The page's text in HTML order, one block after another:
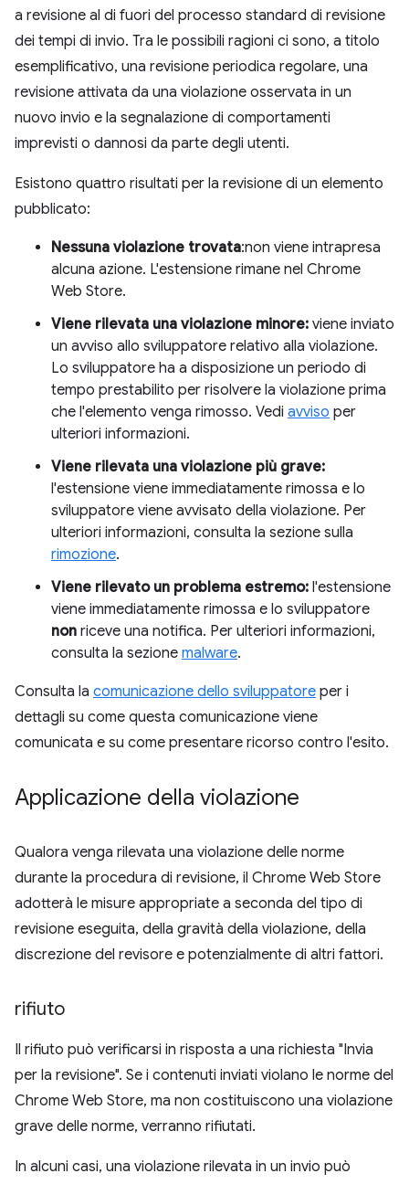
a revisione al di fuori del processo standard di revisione
dei tempi di invio. Tra le possibili ragioni ci sono, a titolo
esemplificativo, una revisione periodica regolare, una
revisione attivata da una violazione osservata in un
nuovo invio e la segnalazione di comportamenti
imprevisti o dannosi da parte degli utenti.
Esistono quattro risultati per la revisione di un elemento
pubblicato:
Nessuna violazione trovata:non viene intrapresa
alcuna azione. L'estensione rimane nel Chrome
Web Store.
Viene rilevata una violazione minore: viene inviato
un avviso allo sviluppatore relativo alla violazione.
Lo sviluppatore ha a disposizione un periodo di
tempo prestabilito per risolvere la violazione prima
che l'elemento venga rimosso. Vedi avviso per
ulteriori informazioni.
Viene rilevata una violazione più grave:
l'estensione viene immediatamente rimossa e lo
sviluppatore viene avvisato della violazione. Per
ulteriori informazioni, consulta la sezione sulla
rimozione.
Viene rilevato un problema estremo: l'estensione
viene immediatamente rimossa e lo sviluppatore
non riceve una notifica. Per ulteriori informazioni,
consulta la sezione malware.
Consulta la comunicazione dello sviluppatore per i
dettagli su come questa comunicazione viene
comunicata e su come presentare ricorso contro l'esito.
Applicazione della violazione
Qualora venga rilevata una violazione delle norme
durante la procedura di revisione, il Chrome Web Store
adotterà le misure appropriate a seconda del tipo di
revisione eseguita, della gravità della violazione, della
discrezione del revisore e potenzialmente di altri fattori.
rifiuto
Il rifiuto può verificarsi in risposta a una richiesta "Invia
per la revisione". Se i contenuti inviati violano le norme del
Chrome Web Store, ma non costituiscono una violazione
grave delle norme, verranno rifiutati.
In alcuni casi, una violazione rilevata in un invio può